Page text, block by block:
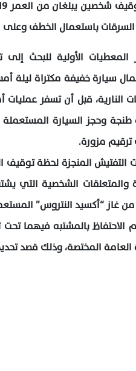
السرقات باستعمال الخطف
المعطيات الأولية للبحث
سيارة خفيفة مكتراة
النارية، قبل أن تسفر
طنجة وحجز السيارة المستعملة
ترقيم مزورة.
التفتيش المنجزة لحظة
والمتعلقات الشخصية التي
من غاز “أكسيد النتروس”
الاحتفاظ بالمشتبه فيهما
العامة المختصة، وذلك قصد